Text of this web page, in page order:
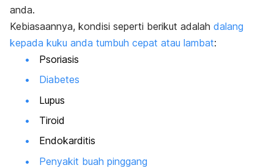
anda.
Kebiasaannya, kondisi seperti berikut adalah dalang
kepada kuku anda tumbuh cepat atau lambat:
Psoriasis
Diabetes
Lupus
Tiroid
Endokarditis
Penyakit buah pinggang